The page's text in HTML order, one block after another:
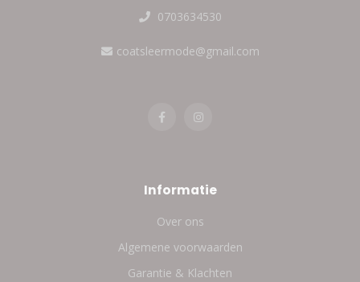
0703634530
coatsleermode@gmail.com
Informatie
Over ons
Algemene voorwaarden
Garantie & Klachten